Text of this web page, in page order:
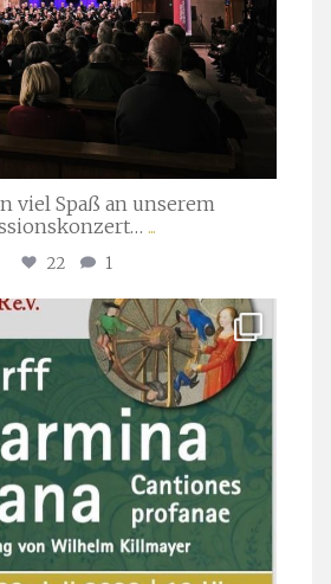
viel Spaß an unserem
...
22 1
Juli 22